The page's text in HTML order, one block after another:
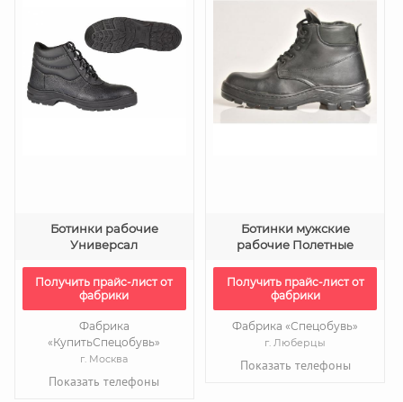
Ботинки рабочие
Универсал
Получить прайс-лист от
фабрики
Фабрика
«КупитьСпецобувь»
г. Москва
Показать телефоны
Ботинки мужские
рабочие Полетные
Получить прайс-лист от
фабрики
Фабрика «Спецобувь»
г. Люберцы
Показать телефоны